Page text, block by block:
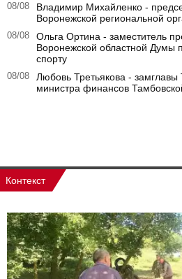
08/08
Владимир Михайленко -
Воронежской региональной
08/08
Ольга Ортина - заместитель
Воронежской областной Думы
спорту
08/08
Любовь Третьякова - замглавы
министра финансов
Контекст